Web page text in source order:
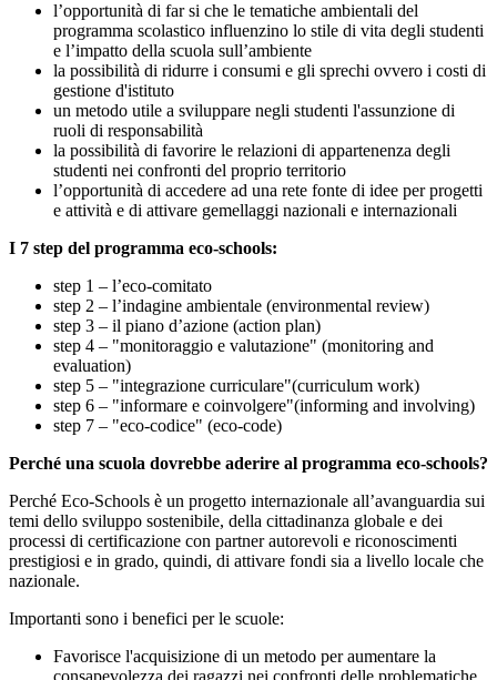
l’opportunità di far si che le tematiche ambientali del
programma scolastico influenzino lo stile di vita degli studenti
e l’impatto della scuola sull’ambiente
la possibilità di ridurre i consumi e gli sprechi ovvero i costi di
gestione d'istituto
un metodo utile a sviluppare negli studenti l'assunzione di
ruoli di responsabilità
la possibilità di favorire le relazioni di appartenenza degli
studenti nei confronti del proprio territorio
l’opportunità di accedere ad una rete fonte di idee per progetti
e attività e di attivare gemellaggi nazionali e internazionali
I 7 step del programma eco-schools:
step 1 – l’eco-comitato
step 2 – l’indagine ambientale (environmental review)
step 3 – il piano d’azione (action plan)
step 4 – "monitoraggio e valutazione" (monitoring and
evaluation)
step 5 – "integrazione curriculare"(curriculum work)
step 6 – "informare e coinvolgere"(informing and involving)
step 7 – "eco-codice" (eco-code)
Perché una scuola dovrebbe aderire al programma eco-schools?
Perché Eco-Schools è un progetto internazionale all’avanguardia sui
temi dello sviluppo sostenibile, della cittadinanza globale e dei
processi di certificazione con partner autorevoli e riconoscimenti
prestigiosi e in grado, quindi, di attivare fondi sia a livello locale che
nazionale.
Importanti sono i benefici per le scuole:
Favorisce l'acquisizione di un metodo per aumentare la